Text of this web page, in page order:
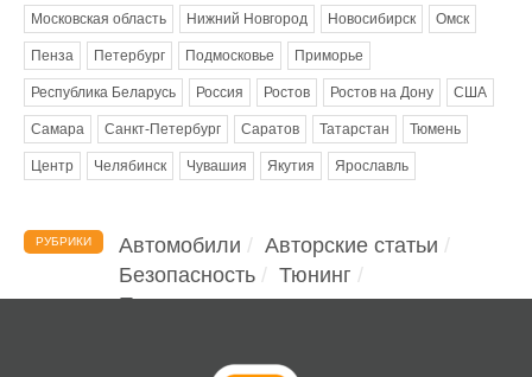
Московская область Нижний Новгород Новосибирск Омск
Пенза Петербург Подмосковье Приморье
Республика Беларусь Россия Ростов Ростов на Дону США
Самара Санкт-Петербург Саратов Татарстан Тюмень
Центр Челябинск Чувашия Якутия Ярославль
РУБРИКИ Автомобили
Авторские статьи
Безопасность
Тюнинг
Помощь водителю